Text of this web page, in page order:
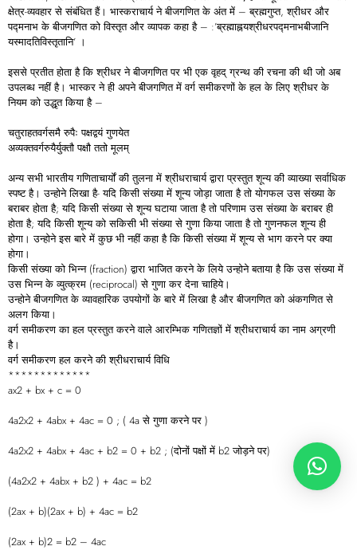
क्षेत्र-व्यवहार से संबंधित हैं। भास्कराचार्य ने बीजगणित के अंत में – ब्रह्मगुप्त, श्रीधर और
पद्मनाभ के बीजगणित को विस्तृत और व्यापक कहा है – :’ब्रह्माह्नयश्रीधरपद्मनाभबीजानि
यस्मादतिविस्तृतानि’ ।
इससे प्रतीत होता है कि श्रीधर ने बीजगणित पर भी एक वृहद् ग्रन्थ की रचना की थी जो अब
उपलब्ध नहीं है। भास्कर ने ही अपने बीजगणित में वर्ग समीकरणों के हल के लिए श्रीधर के
नियम को उद्धृत किया है –
चतुराहतवर्गसमै रुपैः पक्षद्वयं गुणयेत
अव्यक्तवर्गरुयैर्युक्तौ पक्षौ ततो मूलम्‌
अन्य सभी भारतीय गणिताचार्यों की तुलना में श्रीधराचार्य द्वारा प्रस्तुत शून्य की व्याख्या सर्वाधिक
स्पष्ट है। उन्होने लिखा है- यदि किसी संख्या में शून्य जोड़ा जाता है तो योगफल उस संख्या के
बराबर होता है; यदि किसी संख्या से शून्य घटाया जाता है तो परिणाम उस संख्या के बराबर ही
होता है; यदि किसी शून्य को सकिसी भी संख्या से गुणा किया जाता है तो गुणनफल शून्य ही
होगा। उन्होने इस बारे में कुछ भी नहीं कहा है कि किसी संख्या में शून्य से भाग करने पर क्या
होगा।
किसी संख्या को भिन्न (fraction) द्वारा भाजित करने के लिये उन्होने बताया है कि उस संख्या में
उस भिन्न के व्युत्क्रम (reciprocal) से गुणा कर देना चाहिये।
उन्होने बीजगणित के व्यावहारिक उपयोगों के बारे में लिखा है और बीजगणित को अंकगणित से
अलग किया।
वर्ग समीकरण का हल प्रस्तुत करने वाले आरम्भिक गणितज्ञों में श्रीधराचार्य का नाम अग्रणी
है।
वर्ग समीकरण हल करने की श्रीधराचार्य विधि
*************
ax2 + bx + c = 0
4a2x2 + 4abx + 4ac = 0 ; ( 4a से गुणा करने पर )
4a2x2 + 4abx + 4ac + b2 = 0 + b2 ; (दोनों पक्षों में b2 जोड़ने पर)
(4a2x2 + 4abx + b2 ) + 4ac = b2
(2ax + b)(2ax + b) + 4ac = b2
(2ax + b)2 = b2 – 4ac